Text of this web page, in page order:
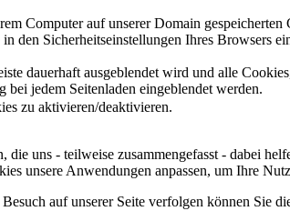
Computer auf unserer Domain
den Sicherheitseinstellungen Ihres Browsers
dauerhaft ausgeblendet wird und alle
jedem Seitenladen eingeblendet werden.
zu aktivieren/deaktivieren.
die uns - teilweise zusammengefasst - dabei
unsere Anwendungen anpassen, um Ihre
auf unserer Seite verfolgen können Sie